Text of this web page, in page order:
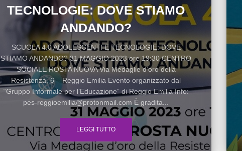
TECNOLOGIE: DOVE STIAMO
ANDANDO?
SCUOLA 4.0 ADOLESCENTI E TECNOLOGIE: DOVE
STIAMO ANDANDO? 31 MAGGIO 2023 ore 19:30 CENTRO
SOCIALE ROSTA NUOVA Via Medaglie d’oro della
Resistenza, 6 – Reggio Emilia Evento organizzato dal
“Gruppo Informale per l’Educazione” di Reggio Emilia Info:
pes-reggioemilia@protonmail.com È gradita...
LEGGI TUTTO